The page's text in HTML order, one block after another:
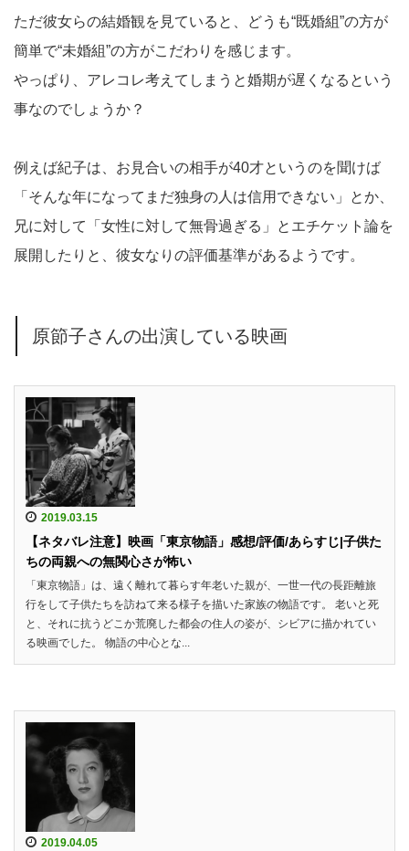
ただ彼女らの結婚観を見ていると、どうも“既婚組”の方が
簡単で“未婚組”の方がこだわりを感じます。
やっぱり、アレコレ考えてしまうと婚期が遅くなるという
事なのでしょうか？
例えば紀子は、お見合いの相手が40才というのを聞けば
「そんな年になってまだ独身の人は信用できない」とか、
兄に対して「女性に対して無骨過ぎる」とエチケット論を
展開したりと、彼女なりの評価基準があるようです。
原節子さんの出演している映画
2019.03.15
【ネタバレ注意】映画「東京物語」感想/評価/あらすじ|子供た
ちの両親への無関心さが怖い
「東京物語」は、遠く離れて暮らす年老いた親が、一世一代の長距離旅
行をして子供たちを訪ねて来る様子を描いた家族の物語です。 老いと死
と、それに抗うどこか荒廃した都会の住人の姿が、シビアに描かれてい
る映画でした。 物語の中心とな...
2019.04.05